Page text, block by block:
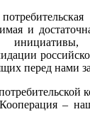
и
инициативы,
перед нами
–